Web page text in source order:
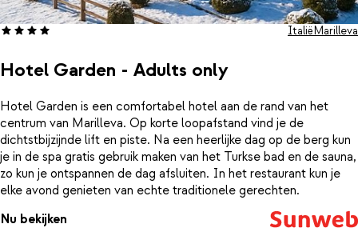
Hotel Garden - Adults only
Italië Marilleva
Hotel Garden is een comfortabel hotel aan de rand van het
centrum van Marilleva. Op korte loopafstand vind je de
dichtstbijzijnde lift en piste. Na een heerlijke dag op de berg kun
je in de spa gratis gebruik maken van het Turkse bad en de sauna,
zo kun je ontspannen de dag afsluiten. In het restaurant kun je
elke avond genieten van echte traditionele gerechten.
Nu bekijken